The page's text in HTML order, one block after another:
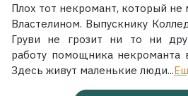
Плох тот некромант, который
Властелином. Выпускнику
Груви не грозит ни то ни
работу помощника некроманта
Здесь живут маленькие люди...